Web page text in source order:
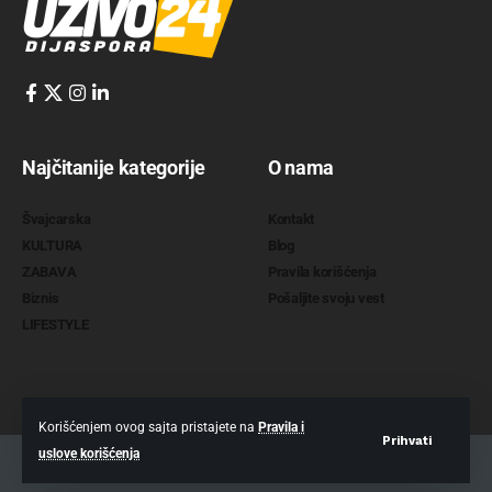
Korišćenjem ovog sajta pristajete na Pravila i
uslove korišćenja
Prihvati
Najčitanije kategorije O nama